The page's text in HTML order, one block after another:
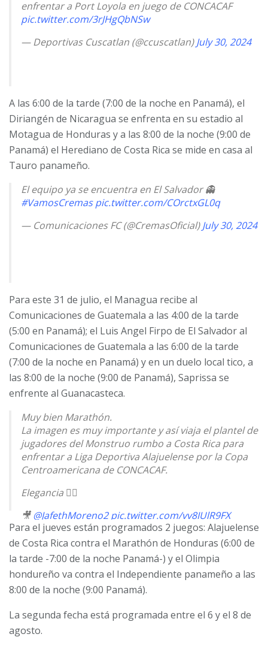
enfrentar a Port Loyola en juego de CONCACAF
pic.twitter.com/3rJHgQbNSw
— Deportivas Cuscatlan (@ccuscatlan)July 30, 2024
A las 6:00 de la tarde (7:00 de la noche en Panamá), el
Diriangén de Nicaragua se enfrenta en su estadio al
Motagua de Honduras y a las 8:00 de la noche (9:00 de
Panamá) el Herediano de Costa Rica se mide en casa al
Tauro panameño.
El equipo ya se encuentra en El Salvador 👻
#VamosCremas pic.twitter.com/COrctxGL0q
— Comunicaciones FC (@CremasOficial)July 30, 2024
Para este 31 de julio, el Managua recibe al
Comunicaciones de Guatemala a las 4:00 de la tarde
(5:00 en Panamá); el Luis Angel Firpo de El Salvador al
Comunicaciones de Guatemala a las 6:00 de la tarde
(7:00 de la noche en Panamá) y en un duelo local tico, a
las 8:00 de la noche (9:00 de Panamá), Saprissa se
enfrente al Guanacasteca.
Muy bien Marathón.
La imagen es muy importante y así viaja el plantel de
jugadores del Monstruo rumbo a Costa Rica para
enfrentar a Liga Deportiva Alajuelense por la Copa
Centroamericana de CONCACAF.
Elegancia 👌🏻
🎥@JafethMoreno2 pic.twitter.com/vv8IUlR9FX
— Oscar Funes (@chacofunesjr)July 30, 2024
Para el jueves están programados 2 juegos: Alajuelense
de Costa Rica contra el Marathón de Honduras (6:00 de
la tarde -7:00 de la noche Panamá-) y el Olimpia
hondureño va contra el Independiente panameño a las
8:00 de la noche (9:00 Panamá).
La segunda fecha está programada entre el 6 y el 8 de
agosto.